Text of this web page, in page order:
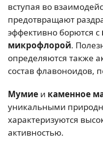
вступая во
предотвращают
эффективно борются с
микрофлорой.
определяются также
состав флавоноидов,
Мумие и каменное
уникальными
характеризуются
активностью.